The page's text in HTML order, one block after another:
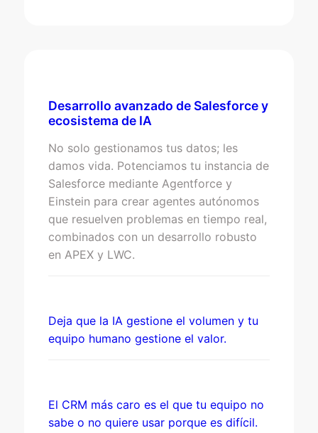
Desarrollo avanzado de Salesforce y
ecosistema de IA
No solo gestionamos tus datos; les
damos vida. Potenciamos tu instancia de
Salesforce mediante Agentforce y
Einstein para crear agentes autónomos
que resuelven problemas en tiempo real,
combinados con un desarrollo robusto
en APEX y LWC.
Deja que la IA gestione el volumen y tu
equipo humano gestione el valor.
El CRM más caro es el que tu equipo no
sabe o no quiere usar porque es difícil.